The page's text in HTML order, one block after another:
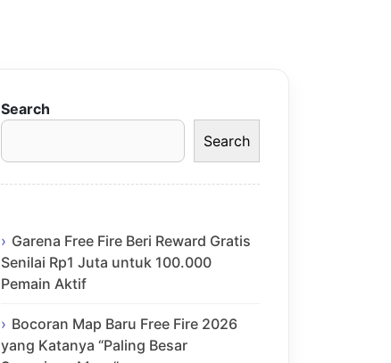
Search
Search
Garena Free Fire Beri Reward Gratis
Senilai Rp1 Juta untuk 100.000
Pemain Aktif
Bocoran Map Baru Free Fire 2026
yang Katanya “Paling Besar